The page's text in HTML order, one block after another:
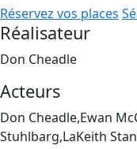
Réservez vos places
Réalisateur
Don Cheadle
Acteurs
Don Cheadle,Ewan
Stuhlbarg,LaKeith